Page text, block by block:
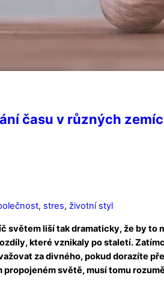
času v různých
, stres, životní styl
světem liší tak dramaticky, že by to
které vznikaly po staletí.
za divného, pokud dorazíte
propojeném světě, musí tomu